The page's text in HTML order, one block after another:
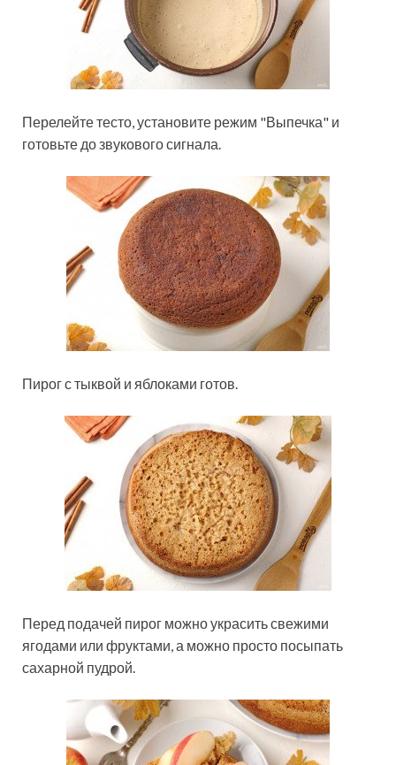
Перелейте тесто, установите режим "Выпечка" и
готовьте до звукового сигнала.
Пирог с тыквой и яблоками готов.
Перед подачей пирог можно украсить свежими
ягодами или фруктами, а можно просто посыпать
сахарной пудрой.